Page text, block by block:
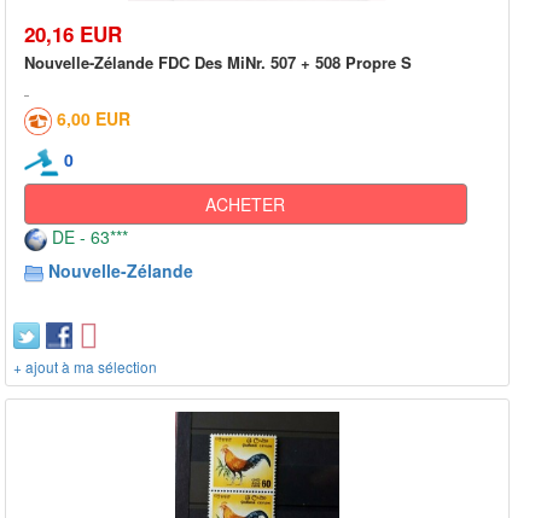
20,16 EUR
Nouvelle-Zélande FDC Des MiNr. 507 + 508 Propre S
6,00 EUR
0
ACHETER
DE - 63***
Nouvelle-Zélande
+ ajout à ma sélection